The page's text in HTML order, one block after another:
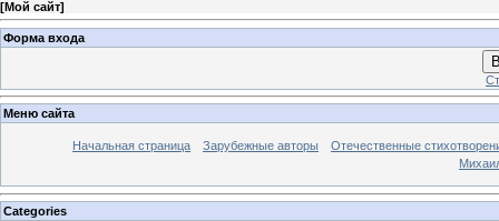
[Мой сайт]
Форма входа
Меню сайта
Начальная страница Зарубежные авторы
Отечественные
Categories